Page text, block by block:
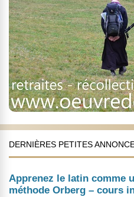
DERNIÈRES PETITES
Apprenez le latin comme
méthode Orberg – cours